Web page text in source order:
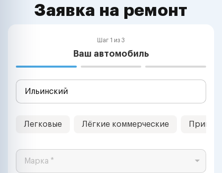
Заявка на ремонт
Шаг 1 из 3
Ваш автомобиль
Легковые Лёгкие коммерческие
Марка *